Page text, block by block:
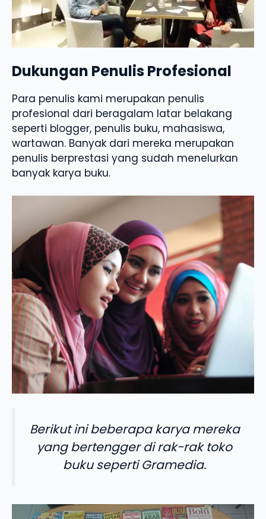
Dukungan Penulis Profesional
Para penulis kami merupakan penulis
profesional dari beragalam latar belakang
seperti blogger, penulis buku, mahasiswa,
wartawan. Banyak dari mereka merupakan
penulis berprestasi yang sudah menelurkan
banyak karya buku.
Berikut ini beberapa karya mereka
yang bertengger di rak-rak toko
buku seperti Gramedia.